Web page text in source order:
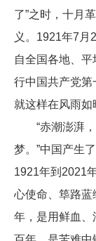
了”之时，十月
义。1921年7月
自全国各地、
行中国共产党第
就这样在风雨如
“赤潮澎湃，
梦。”中国产生
1921年到2021
心使命、筚路
年，是用鲜血、